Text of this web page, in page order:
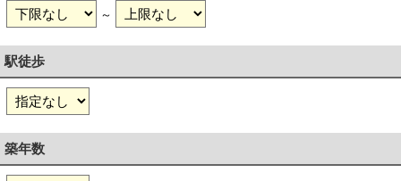
～
駅徒歩
築年数